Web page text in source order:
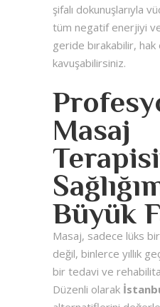
şifalı dokunuşlarıyla
tüm negatif enerjiyi
geride bırakabilir,
kavuşabilirsiniz.
Masaj
Büyük
Masaj, sadece lüks
değil, binlerce yıllık
bir tedavi ve
Düzenli olarak